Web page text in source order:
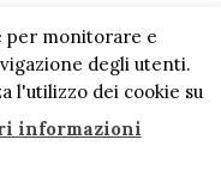
per monitorare e
degli utenti.
l'utilizzo dei cookie su
informazioni